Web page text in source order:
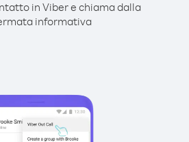
in Viber e chiama dalla
informativa